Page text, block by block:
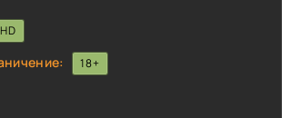
18+